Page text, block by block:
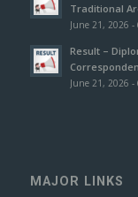
Traditional
June 21, 2026 -
Result –
June 21, 2026 -
MAJOR LINKS